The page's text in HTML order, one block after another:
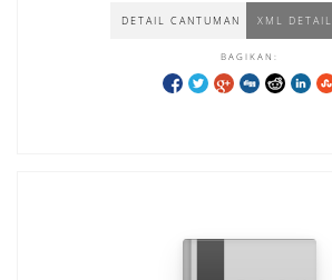
DETAIL CANTUMAN XML DETAIL
BAGIKAN: